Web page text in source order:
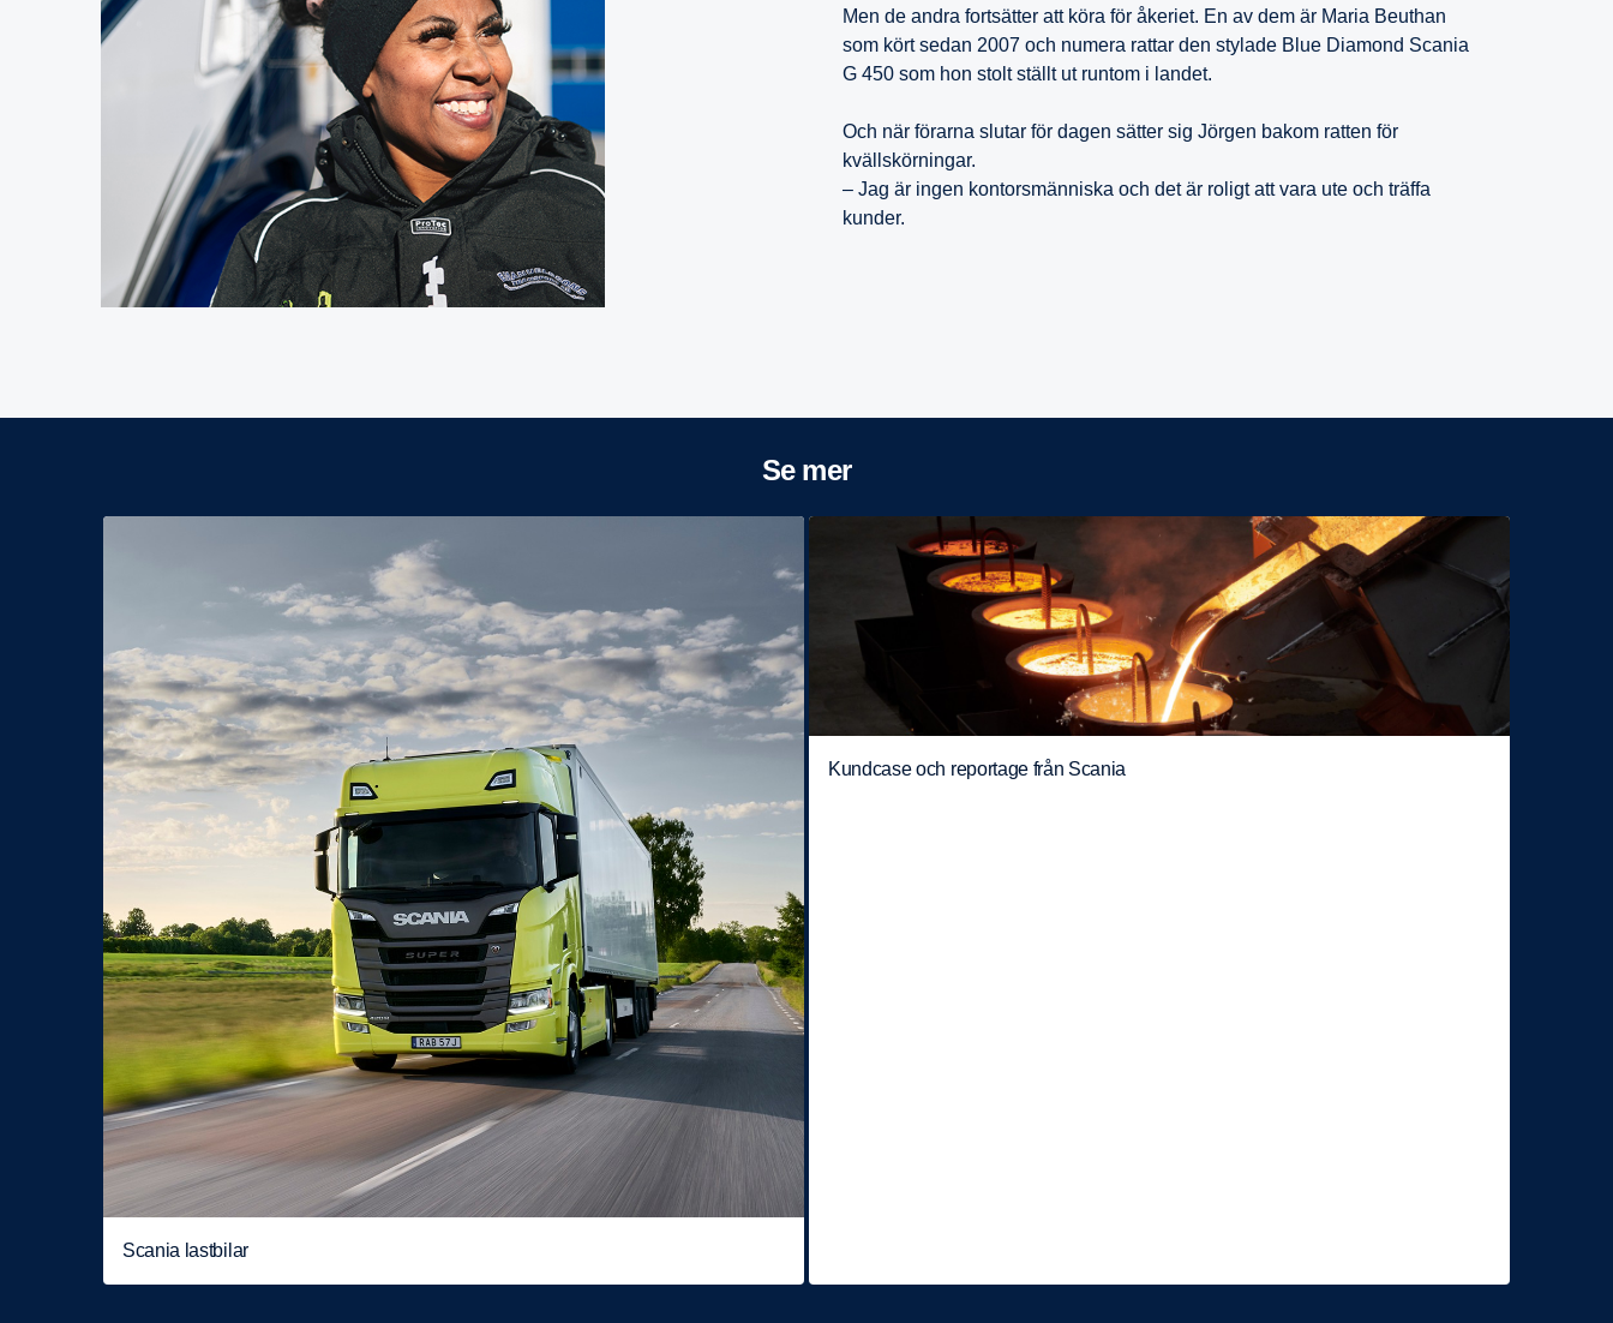
Men de andra fortsätter att köra för åkeriet. En av dem är Maria Beuthan
som kört sedan 2007 och numera rattar den stylade Blue Diamond Scania
G 450 som hon stolt ställt ut runtom i landet.
Och när förarna slutar för dagen sätter sig Jörgen bakom ratten för
kvällskörningar.
– Jag är ingen kontorsmänniska och det är roligt att vara ute och träffa
kunder.
Se mer
Scania lastbilar
Kundcase och reportage från Scania